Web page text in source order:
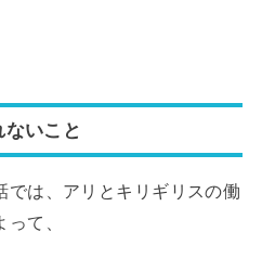
ないこと
では、アリとキリギリスの働
て、